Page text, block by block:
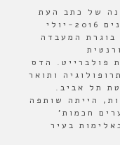
של כתב העת
והפודקסט "אורבנולוגיה" בין השנים 2016-יולי
בוגרת המעבדה
פולברייט. הדס
ותואר
תל אביב.
הייתה שותפה
חכמות'
בעיר